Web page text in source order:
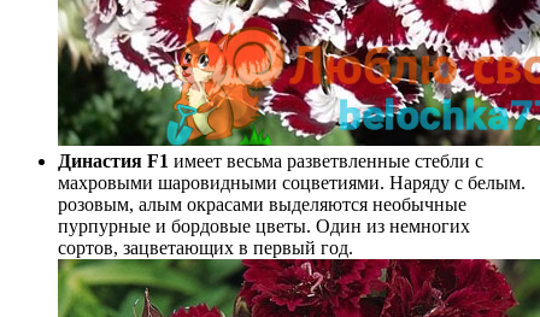
Династия F1 имеет весьма разветвленные стебли с
махровыми шаровидными соцветиями. Наряду с белым.
розовым, алым окрасами выделяются необычные
пурпурные и бордовые цветы. Один из немногих
сортов, зацветающих в первый год.